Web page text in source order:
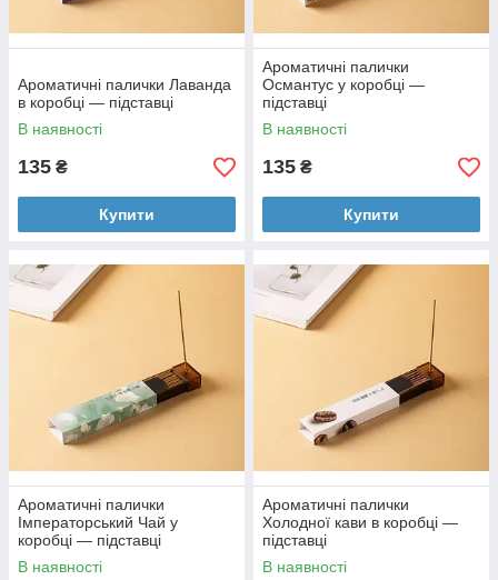
Ароматичні палички Лаванда
в коробці — підставці
В наявності
135 ₴
Купити
Ароматичні палички
Османтус у коробці —
підставці
В наявності
135 ₴
Купити
Ароматичні палички
Імператорський Чай у
коробці — підставці
В наявності
Ароматичні палички
Холодної кави в коробці —
підставці
В наявності